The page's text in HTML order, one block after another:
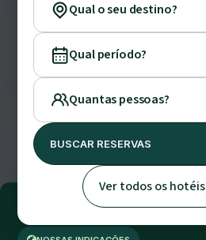
Qual o seu destino?
Qual período?
Quantas pessoas?
BUSCAR RESERVAS
Ver todos os hotéis